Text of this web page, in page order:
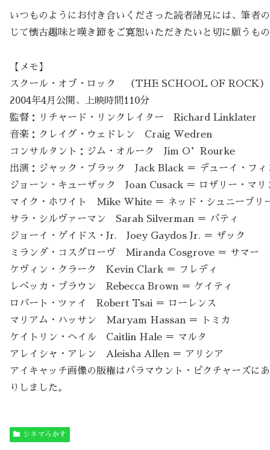
いつものようにお付き合いくださった読者諸兄には、筆者
じて懐古趣味と嘆き節をご寛恕いただきたいと切に願うも
【メモ】
スクール・オブ・ロック （THE SCHOOL OF ROCK）
2004年4月公開、上映時間110分
監督：リチャード・リンクレイター Richard Linklater
音楽：クレイグ・ウェドレン Craig Wedren
コンサルタント：ジム・オルーク Jim O’Rourke
出演：ジャック・ブラック Jack Black ＝ デューイ・フィ
ジョーン・キューザック Joan Cusack ＝ ロザリー・マリ
マイク・ホワイト Mike White ＝ ネッド・シュニーブリ
サラ・シルヴァーマン Sarah Silverman ＝ パティ
ジョーイ・ゲイドス・Jr. Joey Gaydos Jr. ＝ ザック
ミランダ・コスグローヴ Miranda Cosgrove ＝ サマー
ケヴィン・クラーク Kevin Clark ＝ フレディ
レベッカ・ブラウン Rebecca Brown ＝ ケイティ
ロバート・ツァイ Robert Tsai ＝ ローレンス
マリアム・ハッサン Maryam Hassan ＝ トミカ
ケイトリン・ヘイル Caitlin Hale ＝ マルタ
アレイシャ・アレン Aleisha Allen ＝ アリシア
アイキャッチ画像の版権はパラマウント・ピクチャーズに
りしました。
シネマらかす